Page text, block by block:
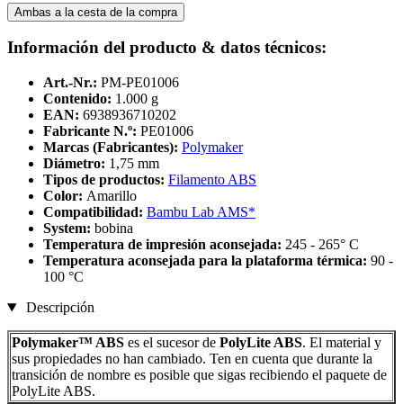
Ambas a la cesta de la compra
Información del producto & datos técnicos:
Art.-Nr.: PM-PE01006
Contenido: 1.000 g
EAN: 6938936710202
Fabricante N.º: PE01006
Marcas (Fabricantes): Polymaker
Diámetro: 1,75 mm
Tipos de productos: Filamento ABS
Color: Amarillo
Compatibilidad: Bambu Lab AMS*
System: bobina
Temperatura de impresión aconsejada: 245 - 265° C
Temperatura aconsejada para la plataforma térmica: 90 -
100 °C
Descripción
Polymaker™ ABS es el sucesor de PolyLite ABS. El material y
sus propiedades no han cambiado. Ten en cuenta que durante la
transición de nombre es posible que sigas recibiendo el paquete de
PolyLite ABS.